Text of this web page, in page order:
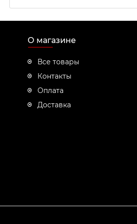
О магазине
Все товары
Контакты
Оплата
Доставка